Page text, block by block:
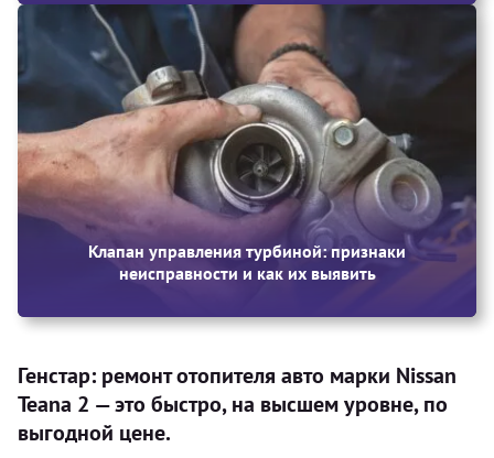
Клапан управления турбиной: признаки
неисправности и как их выявить
Генстар: ремонт отопителя авто марки Nissan
Teana 2 — это быстро, на высшем уровне, по
выгодной цене.